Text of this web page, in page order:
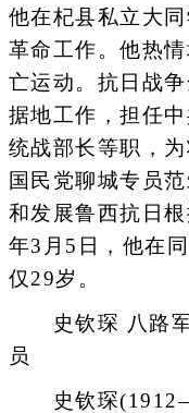
他在杞县私立大
革命工作。他热
亡运动。抗日战
据地工作，担任
统战部长等职，
国民党聊城专员
和发展鲁西抗日
年3月5日，他在
仅29岁。
史钦琛 八路军
员
史钦琛